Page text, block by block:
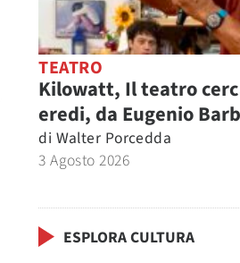
TEATRO
Kilowatt, Il teatro
eredi, da Eugenio
di Walter Porcedda
3 Agosto 2026
ESPLORA CULTURA